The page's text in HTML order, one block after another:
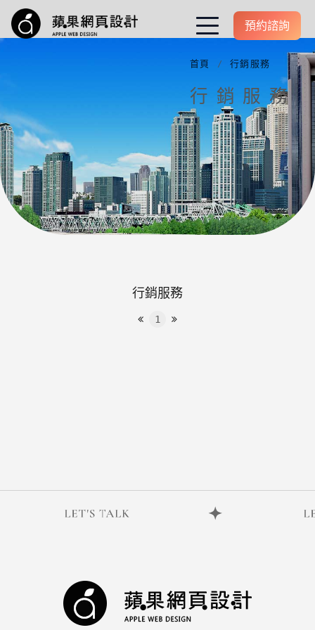
醫師個人品牌設計
網頁設計費用
SEO 專案介紹
成功案例
預約諮詢
行銷服務
首頁 行銷服務
行銷服務
行銷服務
1